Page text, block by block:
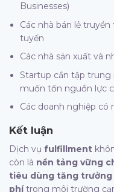
Businesses)
Các nhà bán lẻ
tuyến
Các nhà sản xuất và
Startup cần tập
muốn tốn nguồn lực
Các doanh nghiệp có
Kết luận
Dịch vụ fulfillment
còn là nền tảng vững
tiêu dùng tăng trưởng
phítrong môi trường